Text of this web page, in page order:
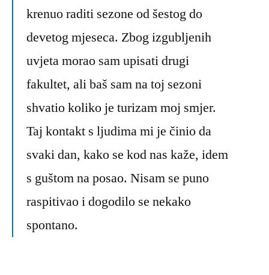
krenuo raditi sezone od šestog do
devetog mjeseca. Zbog izgubljenih
uvjeta morao sam upisati drugi
fakultet, ali baš sam na toj sezoni
shvatio koliko je turizam moj smjer.
Taj kontakt s ljudima mi je činio da
svaki dan, kako se kod nas kaže, idem
s guštom na posao. Nisam se puno
raspitivao i dogodilo se nekako
spontano.